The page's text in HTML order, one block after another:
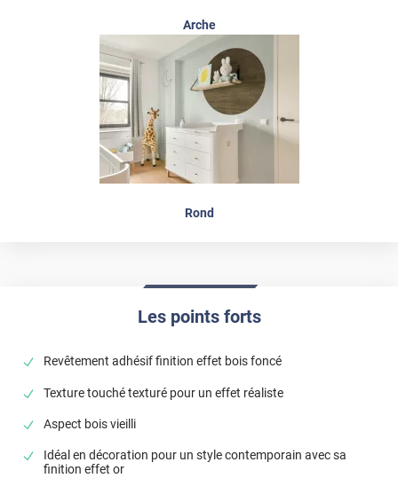
Arche
Rond
Les points forts
Revêtement adhésif finition effet bois foncé
Texture touché texturé pour un effet réaliste
Aspect bois vieilli
Idéal en décoration pour un style contemporain avec sa
finition effet or